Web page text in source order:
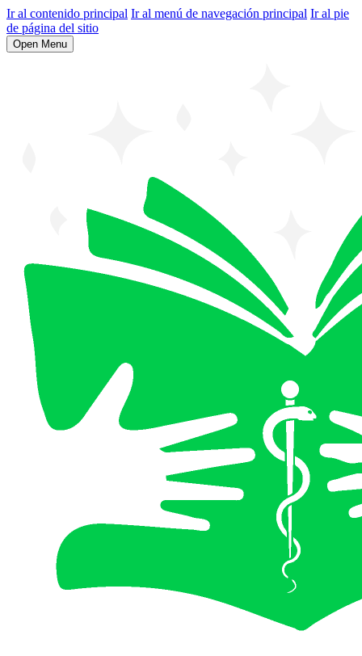
Ir al contenido principal Ir al menú de navegación principal Ir al pie
de página del sitio
Open Menu